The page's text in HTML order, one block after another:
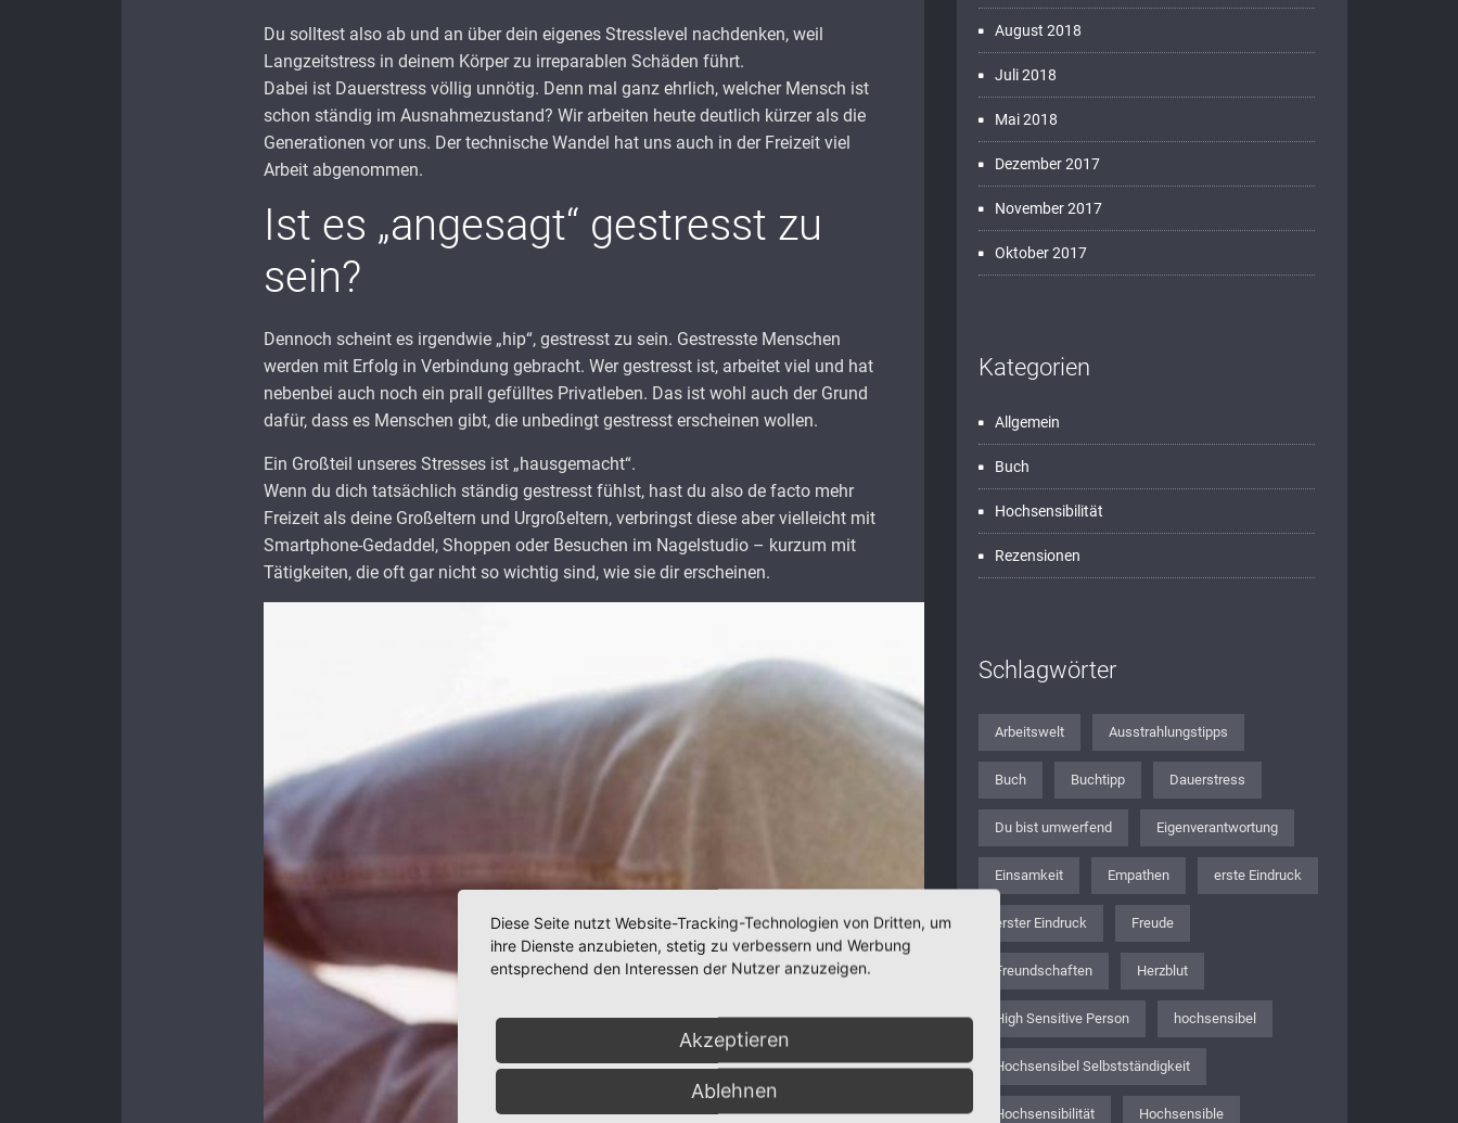
Du solltest also ab und an über dein eigenes Stresslevel nachdenken, weil
Langzeitstress in deinem Körper zu irreparablen Schäden führt.
Dabei ist Dauerstress völlig unnötig. Denn mal ganz ehrlich, welcher Mensch ist
schon ständig im Ausnahmezustand? Wir arbeiten heute deutlich kürzer als die
Generationen vor uns. Der technische Wandel hat uns auch in der Freizeit viel
Arbeit abgenommen.
Ist es „angesagt“ gestresst zu
sein?
Dennoch scheint es irgendwie „hip“, gestresst zu sein. Gestresste Menschen
werden mit Erfolg in Verbindung gebracht. Wer gestresst ist, arbeitet viel und hat
nebenbei auch noch ein prall gefülltes Privatleben. Das ist wohl auch der Grund
dafür, dass es Menschen gibt, die unbedingt gestresst erscheinen wollen.
Ein Großteil unseres Stresses ist „hausgemacht“.
Wenn du dich tatsächlich ständig gestresst fühlst, hast du also de facto mehr
Freizeit als deine Großeltern und Urgroßeltern, verbringst diese aber vielleicht mit
Smartphone-Gedaddel, Shoppen oder Besuchen im Nagelstudio – kurzum mit
Tätigkeiten, die oft gar nicht so wichtig sind, wie sie dir erscheinen.
August 2018
Juli 2018
Mai 2018
Dezember 2017
November 2017
Oktober 2017
Kategorien
Allgemein
Buch
Hochsensibilität
Rezensionen
Schlagwörter
Arbeitswelt Ausstrahlungstipps
Buch Buchtipp Dauerstress
Du bist umwerfend Eigenverantwortung
Einsamkeit Empathen erste Eindruck
erster Eindruck Freude
Freundschaften Herzblut
High Sensitive Person hochsensibel
Hochsensibel Selbstständigkeit
Hochsensibilität Hochsensible
Diese Seite nutzt Website-Tracking-Technologien von Dritten, um
ihre Dienste anzubieten, stetig zu verbessern und Werbung
entsprechend den Interessen der Nutzer anzuzeigen.
Akzeptieren
Ablehnen